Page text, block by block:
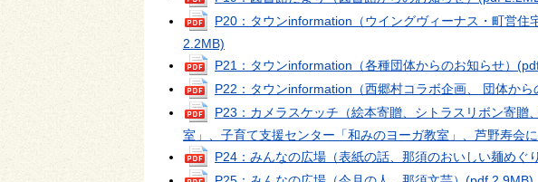
P20：タウンinformation（ウイングヴィーナス・町営住
2.2MB)
P21：タウンinformation（各種団体からのお知らせ）
P22：タウンinformation（西郷村コラボ企画、 団体から
P23：カメラスケッチ（絵本寄贈、シトラスリボン寄
室」、子育て支援センター「和みのヨーガ教室」、芦野寿会に
P24：みんなの広場（表紙の話、那須のおいしい麺めぐり